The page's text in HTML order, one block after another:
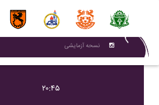
نسحه آزمایشی
۲۰:۴۵